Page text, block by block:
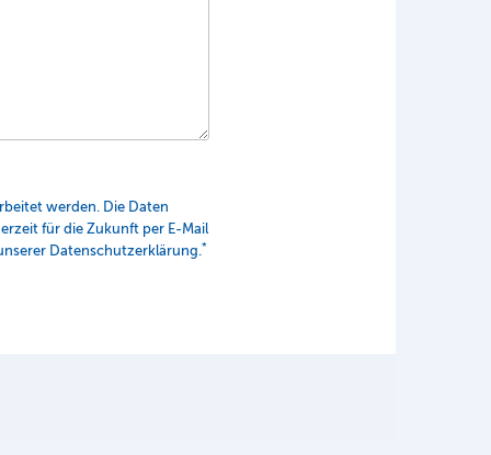
werden. Die Daten
für die Zukunft per E-Mail
Datenschutzerklärung.*